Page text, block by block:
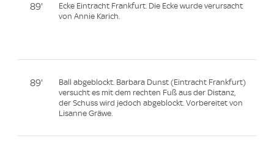
89'
Ecke Eintracht Frankfurt. Die Ecke wurde verursacht
von Annie Karich.
89'
Ball abgeblockt. Barbara Dunst (Eintracht Frankfurt)
versucht es mit dem rechten Fuß aus der Distanz,
der Schuss wird jedoch abgeblockt. Vorbereitet von
Lisanne Gräwe.